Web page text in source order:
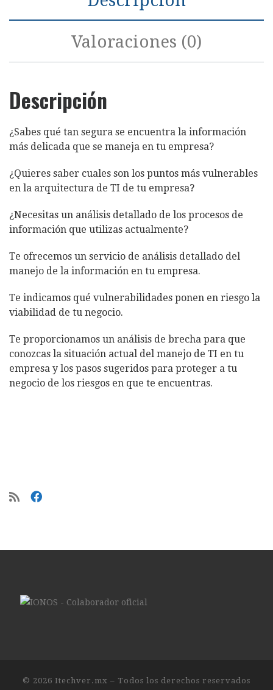
Valoraciones (0)
Descripción
¿Sabes qué tan segura se encuentra la información
más delicada que se maneja en tu empresa?
¿Quieres saber cuales son los puntos más vulnerables
en la arquitectura de TI de tu empresa?
¿Necesitas un análisis detallado de los procesos de
información que utilizas actualmente?
Te ofrecemos un servicio de análisis detallado del
manejo de la información en tu empresa.
Te indicamos qué vulnerabilidades ponen en riesgo la
viabilidad de tu negocio.
Te proporcionamos un análisis de brecha para que
conozcas la situación actual del manejo de TI en tu
empresa y los pasos sugeridos para proteger a tu
negocio de los riesgos en que te encuentras.
© 2026 Itechver.mx – Todos los derechos reservados